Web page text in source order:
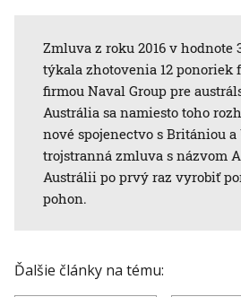
Zmluva z roku 2016 v hodnote
týkala zhotovenia 12 ponoriek
firmou Naval Group pre
Austrália sa namiesto toho
nové spojenectvo s Britániou a
trojstranná zmluva s názvom
Austrálii po prvý raz vyrobiť
pohon.
Ďalšie články na tému: